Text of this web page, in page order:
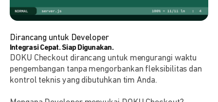
Dirancang untuk Developer
Integrasi Cepat. Siap Digunakan.
DOKU Checkout dirancang untuk mengurangi waktu
pengembangan tanpa mengorbankan fleksibilitas dan
kontrol teknis yang dibutuhkan tim Anda.